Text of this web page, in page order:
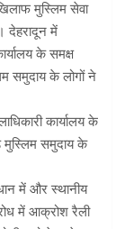
मुस्लिम सेवा
देहरादून में
के समक्ष
समुदाय के लोगों ने
कार्यालय के
समुदाय के
में और स्थानीय
में आक्रोश रैली